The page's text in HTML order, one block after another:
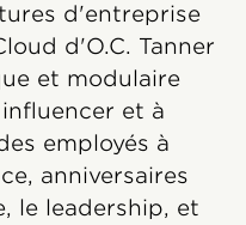
d'entreprise
d'O.C. Tanner
et modulaire
et à
employés à
anniversaires
le leadership, et